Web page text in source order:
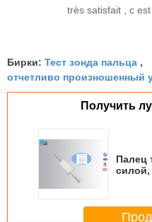
très satisfait , c
Бирки: Тест зонда пальца ,
отчетливо произношенный
Получить
Палец
силой,